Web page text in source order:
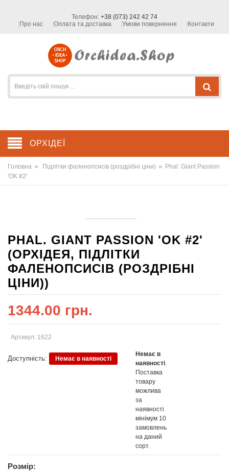
Телефон: +38 (073) 242 42 74
Про нас
Оплата та доставка Умови повернення Контакти
ОРХІДЕЇ
Головна » Підлітки фаленопсисів (роздрібні ціни) » Phal. Giant Passion
'OK #2'
PHAL. GIANT PASSION 'OK #2'
(ОРХІДЕЯ, ПІДЛІТКИ
ФАЛЕНОПСИСІВ (РОЗДРІБНІ
ЦІНИ))
1344.00 грн.
Артикул: 1622
Доступність: Немає в наявності
Немає в
наявності.
Поставка
товару
можлива
за
наявності
мінімум 10
замовлень
на даний
сорт.
Розмір: